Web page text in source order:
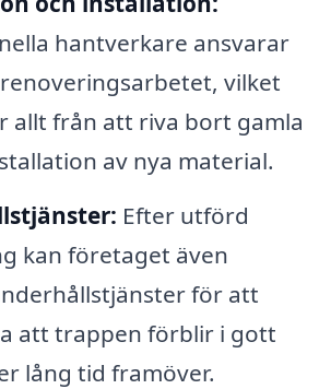
hantverkare ansvarar
vilket
allt från att riva bort gamla
av nya material.
Efter utförd
kan företaget även
för att
att trappen förblir i gott
lång tid framöver.